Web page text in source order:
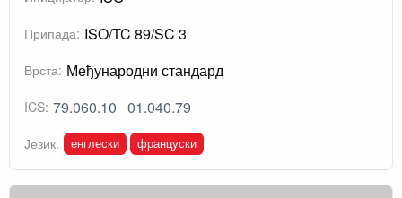
Припада: ISO/TC 89/SC 3
Врста: Међународни стандард
ICS: 79.060.10 01.040.79
Језик: енглески француски